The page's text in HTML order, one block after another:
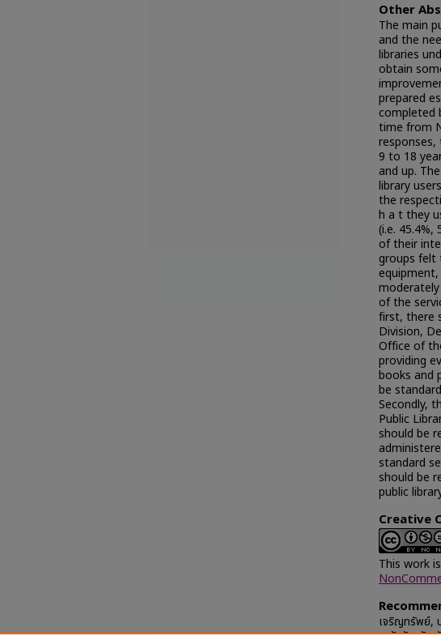
Other
The main
and the
libraries
obtain
prepared
completed
time from
responses,
9 to 18
and up.
library
the
h a t they
(i.e. 45.4%,
of their
groups felt
of the
first, there
Division,
Office of
providing
books and
be
Secondly,
Public
should be
standard
should be
public
Creative
This work
เจริญทรัพย์,
ระดับจังหวัด